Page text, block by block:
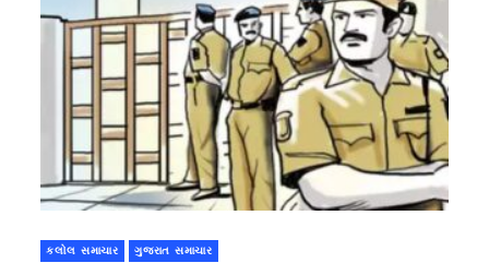
કલોલ સમાચાર ગુજરાત સમાચાર